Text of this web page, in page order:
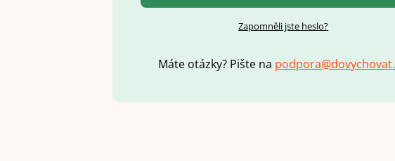
Zapomněli jste heslo?
Máte otázky? Pište na podpora@dovychovat.